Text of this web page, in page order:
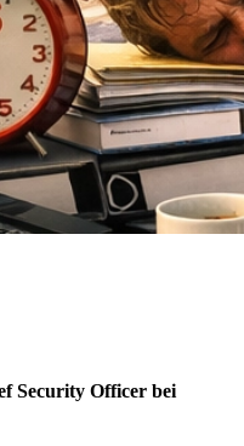
Security Officer bei